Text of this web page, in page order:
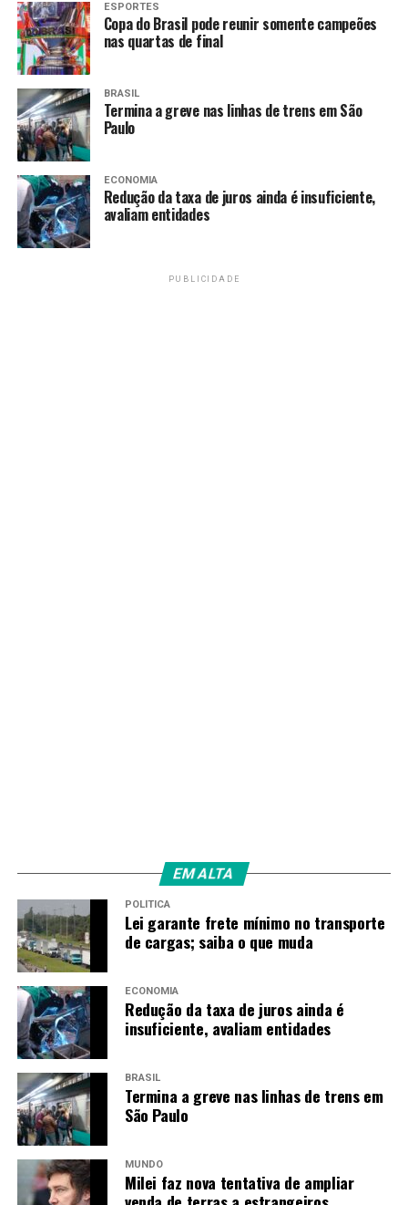
ESPORTES
Copa do Brasil pode reunir somente campeões
nas quartas de final
BRASIL
Termina a greve nas linhas de trens em São
Paulo
ECONOMIA
Redução da taxa de juros ainda é insuficiente,
avaliam entidades
PUBLICIDADE
EM ALTA
POLÍTICA
Lei garante frete mínimo no transporte
de cargas; saiba o que muda
ECONOMIA
Redução da taxa de juros ainda é
insuficiente, avaliam entidades
BRASIL
Termina a greve nas linhas de trens em
São Paulo
MUNDO
Milei faz nova tentativa de ampliar